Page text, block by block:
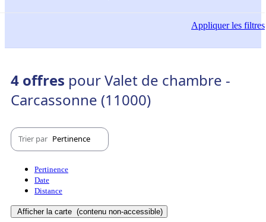
Appliquerles filtres
4 offres pour Valet de chambre -
Carcassonne (11000)
Trier par Pertinence
Pertinence
Date
Distance
Afficher la carte (contenu non-accessible)